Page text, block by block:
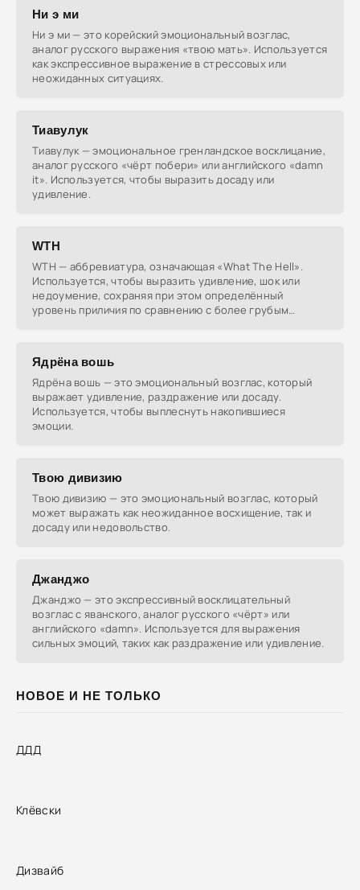
НОВОЕ И НЕ ТОЛЬКО
ДДД
Клёвски
Дизвайб
Ни э ми
Ни э ми — это корейский эмоциональный возглас,
аналог русского выражения «твою мать». Используется
как экспрессивное выражение в стрессовых или
неожиданных ситуациях.
Тиавулук
Тиавулук — эмоциональное гренландское восклицание,
аналог русского «чёрт побери» или английского «damn
it». Используется, чтобы выразить досаду или
удивление.
WTH
WTH — аббревиатура, означающая «What The Hell».
Используется, чтобы выразить удивление, шок или
недоумение, сохраняя при этом определённый
уровень приличия по сравнению с более грубым
Ядрёна вошь
Ядрёна вошь — это эмоциональный возглас, который
выражает удивление, раздражение или досаду.
Используется, чтобы выплеснуть накопившиеся
эмоции.
Твою дивизию
Твою дивизию — это эмоциональный возглас, который
может выражать как неожиданное восхищение, так и
досаду или недовольство.
Джанджо
Джанджо — это экспрессивный восклицательный
возглас с яванского, аналог русского «чёрт» или
английского «damn». Используется для выражения
сильных эмоций, таких как раздражение или удивление.